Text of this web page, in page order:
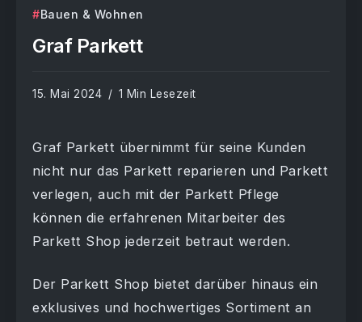
Bauen & Wohnen
Graf Parkett
15. Mai 2024 1 Min Lesezeit
Graf Parkett übernimmt für seine Kunden
nicht nur das Parkett reparieren und Parkett
verlegen, auch mit der Parkett Pflege
können die erfahrenen Mitarbeiter des
Parkett Shop jederzeit betraut werden.
Der Parkett Shop bietet darüber hinaus ein
exklusives und hochwertiges Sortiment an